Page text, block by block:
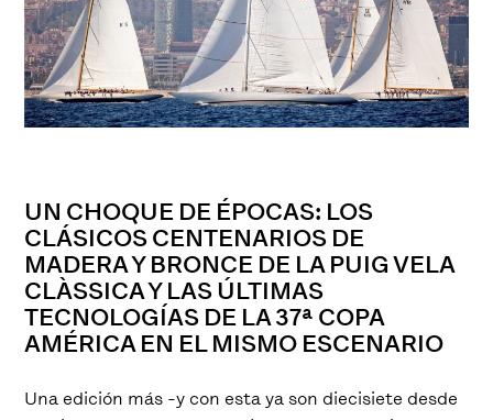
UN CHOQUE DE ÉPOCAS: LOS
CLÁSICOS CENTENARIOS DE
MADERA Y BRONCE DE LA PUIG VELA
CLÀSSICA Y LAS ÚLTIMAS
TECNOLOGÍAS DE LA 37ª COPA
AMÉRICA EN EL MISMO ESCENARIO
Una edición más -y con esta ya son diecisiete desde